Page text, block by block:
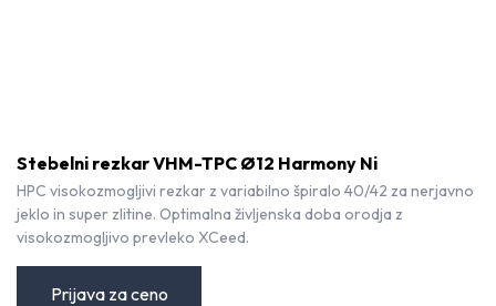
Stebelni rezkar VHM-TPC Ø12 Harmony Ni
HPC visokozmogljivi rezkar z variabilno špiralo 40/42 za nerjavno
jeklo in super zlitine. Optimalna življenska doba orodja z
visokozmogljivo prevleko XCeed.
Prijava za ceno